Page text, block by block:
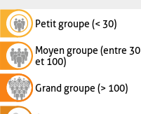
Petit groupe (< 30)
Moyen groupe (entre 30
et 100)
Grand groupe (> 100)